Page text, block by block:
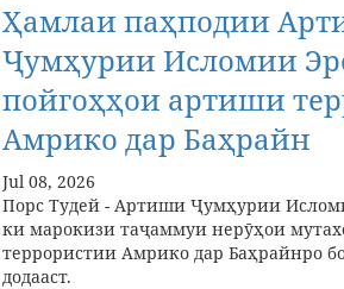
Ҳамлаи паҳподии
Ҷумҳурии Исломии
пойгоҳҳои артиши
Амрико дар Баҳрайн
Jul 08, 2026
Порс Тудей - Артиши Ҷумҳурии
ки марокизи таҷаммуи нерӯҳои
террористии Амрико дар Баҳрайнро
додааст.